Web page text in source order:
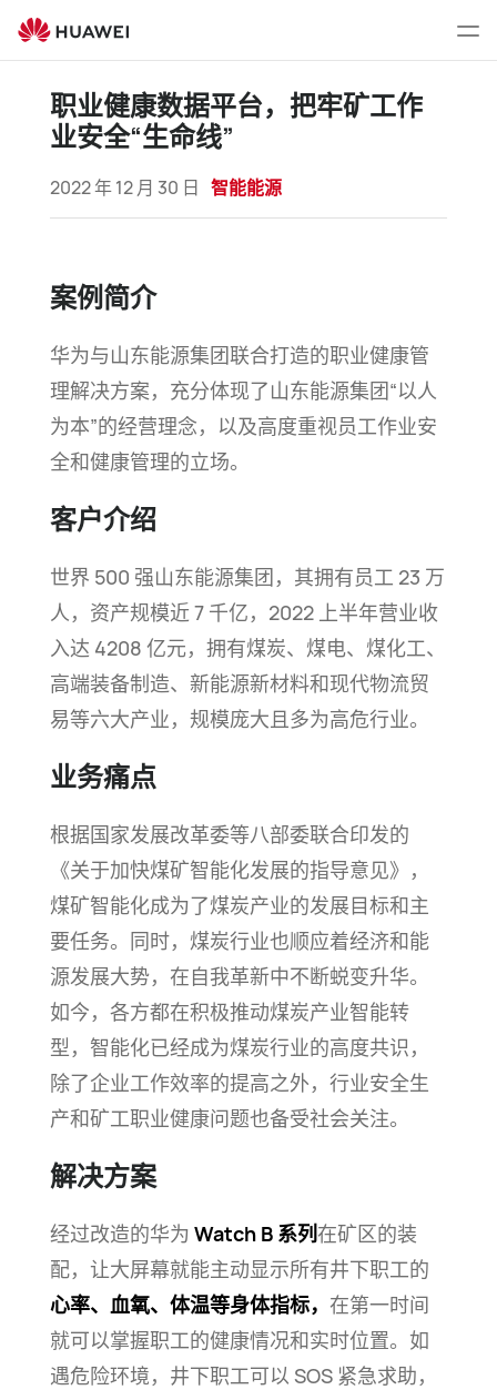
健
打
职业健康数据平台，把牢矿工作
业安全“生命线”
2022 年 12 月 30 日 智能能源
案例简介
华为与山东能源集团联合打造的职业健康管
理解决方案，充分体现了山东能源集团“以人
为本”的经营理念，以及高度重视员工作业安
全和健康管理的立场。
客户介绍
世界 500 强山东能源集团，其拥有员工 23 万
人，资产规模近 7 千亿， 2022 上半年营业收
入达 4208 亿元，拥有煤炭、煤电、煤化工、
高端装备制造、新能源新材料和现代物流贸
易等六大产业，规模庞大且多为高危行业。
业务痛点
根据国家发展改革委等八部委联合印发的
《关于加快煤矿智能化发展的指导意见》，
煤矿智能化成为了煤炭产业的发展目标和主
要任务。同时，煤炭行业也顺应着经济和能
源发展大势，在自我革新中不断蜕变升华。
如今，各方都在积极推动煤炭产业智能转
型，智能化已经成为煤炭行业的高度共识，
除了企业工作效率的提高之外，行业安全生
产和矿工职业健康问题也备受社会关注。
解决方案
经过改造的华为 Watch B 系列在矿区的装
配，让大屏幕就能主动显示所有井下职工的
心率、血氧、体温等身体指标， 在第一时间
就可以掌握职工的健康情况和实时位置。如
遇危险环境，井下职工可以 SOS 紧急求助，